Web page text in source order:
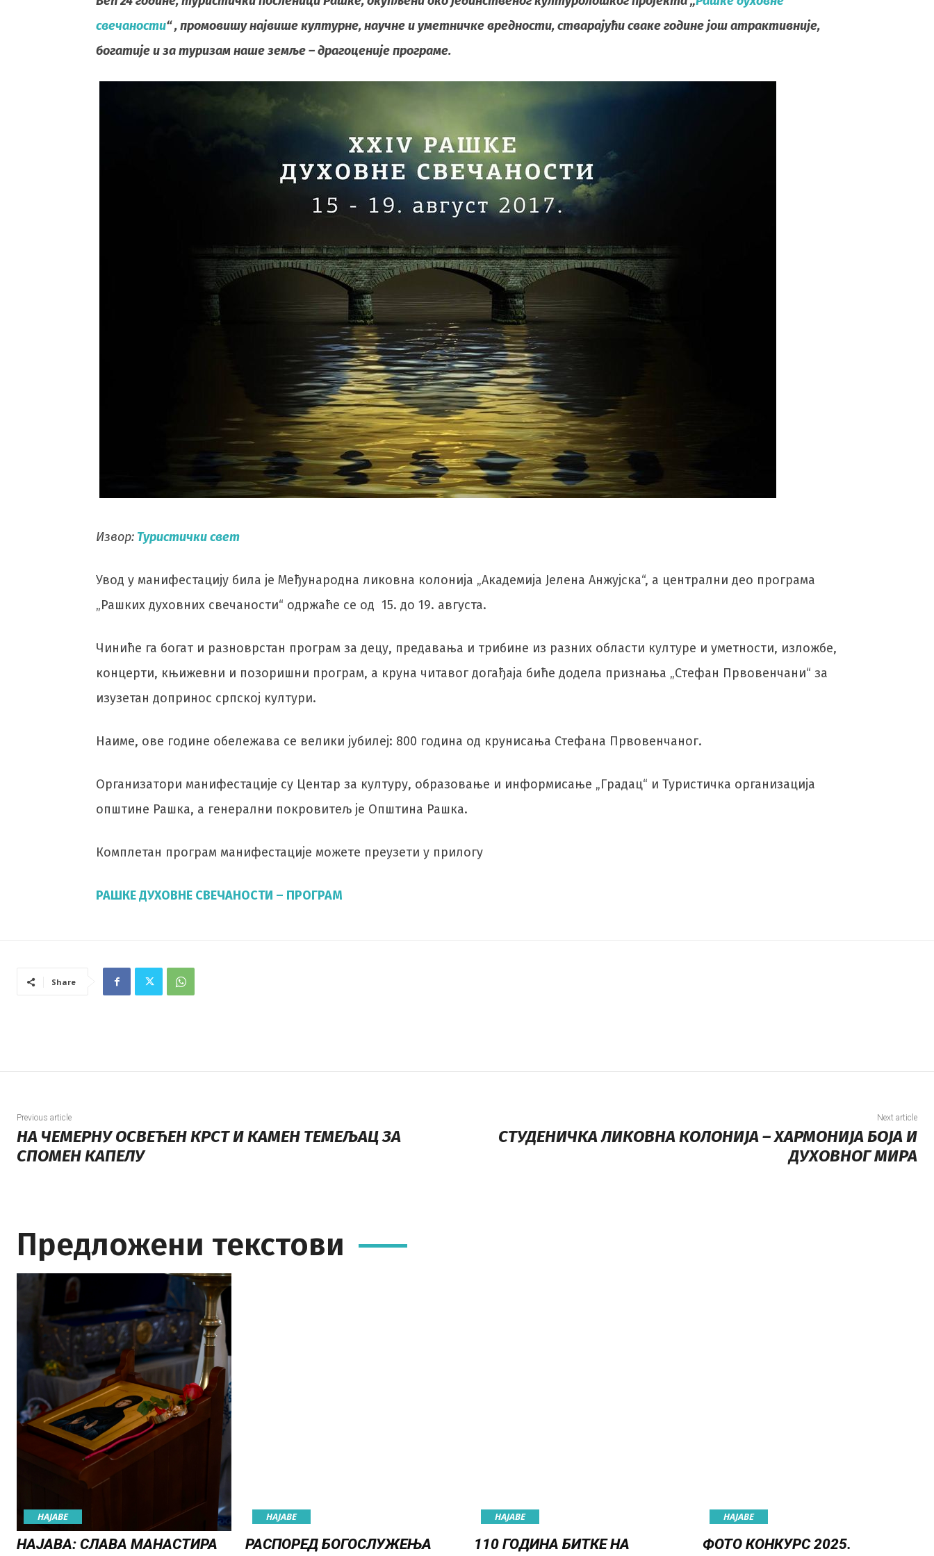
свечаности“ , промовишу највише културне, научне и уметничке вредности, стварајући сваке године још атрактивније,
богатије и за туризам наше земље – драгоценије програме.
Извор: Туристички свет
Увод у манифестацију била је Међународна ликовна колонија „Академија Јелена Анжујска“, а централни део програма
„Рашких духовних свечаности“ одржаће се од 15. до 19. августа.
Чиниће га богат и разноврстан програм за децу, предавања и трибине из разних области културе и уметности, изложбе,
концерти, књижевни и позоришни програм, а круна читавог догађаја биће додела признања „Стефан Првовенчани“ за
изузетан допринос српској култури.
Наиме, ове године обележава се велики јубилеј: 800 година од крунисања Стефана Првовенчаног.
Организатори манифестације су Центар за културу, образовање и информисање „Градац“ и Туристичка организација
општине Рашка, а генерални покровитељ је Општина Рашка.
Комплетан програм манифестације можете преузети у прилогу
РАШКЕ ДУХОВНЕ СВЕЧАНОСТИ – ПРОГРАМ
Share
Previous article
НА ЧЕМЕРНУ ОСВЕЋЕН КРСТ И КАМЕН ТЕМЕЉАЦ ЗА
СПОМЕН КАПЕЛУ
Next article
СТУДЕНИЧКА ЛИКОВНА КОЛОНИЈА – ХАРМОНИЈА БОЈА И
ДУХОВНОГ МИРА
Предложени текстови
НАЈАВE
НАЈАВА: СЛАВА МАНАСТИРА
НАЈАВE
РАСПОРЕД БОГОСЛУЖЕЊА
НАЈАВE
110 ГОДИНА БИТКЕ НА
НАЈАВE
ФОТО КОНКУРС 2025.